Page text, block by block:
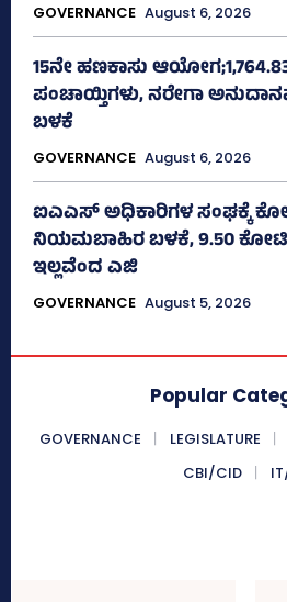
GOVERNANCE August 6, 2026
15ನೇ ಹಣಕಾಸು
ಪಂಚಾಯ್ತಿಗಳು, ನರೇಗಾ
ಬಳಕೆ
GOVERNANCE August 6, 2026
ಐಎಎಸ್‌ ಅಧಿಕಾರಿಗಳ ಸಂಘಕ್ಕೆ
ನಿಯಮಬಾಹಿರ ಬಳಕೆ, 9.50 ಕೋಟಿ
ಇಲ್ಲವೆಂದ ಎಜಿ
GOVERNANCE August 5, 2026
Popular
GOVERNANCE LEGISLATURE
CBI/CID